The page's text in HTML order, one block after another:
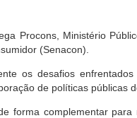
Procons, Ministério
(Senacon).
os desafios
de políticas públicas
forma complementar